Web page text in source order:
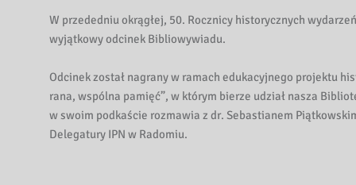
B
i
l
i
o
W przededniu okrągłej, 50. Rocznicy historycznych
wyjątkowy odcinek Bibliowywiadu.
Odcinek został nagrany w ramach edukacyjnego projektu
rana, wspólna pamięć”, w którym bierze udział nasza
w swoim podkaście rozmawia z dr. Sebastianem
Delegatury IPN w Radomiu.